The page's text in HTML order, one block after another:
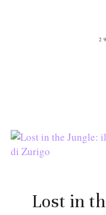
Lost in